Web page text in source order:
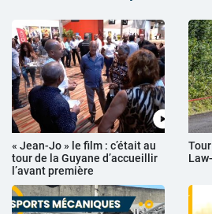
« Jean-Jo » le film : c’était au
tour de la Guyane d’accueillir
l’avant première